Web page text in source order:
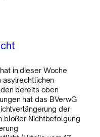
in dieser Woche
asylrechtlichen
bereits oben
hat das BVerwG
der
bloßer Nichtbefolgung